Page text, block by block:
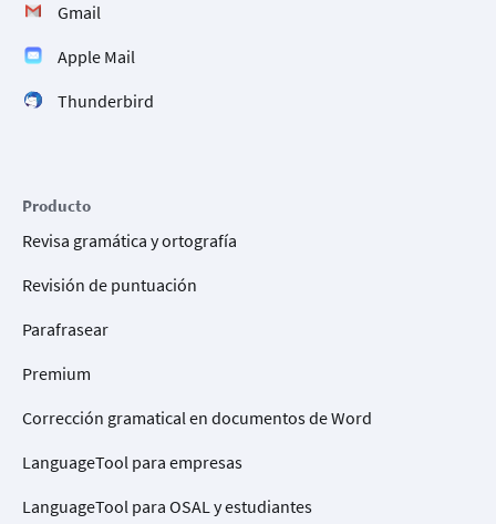
Gmail
Apple Mail
Thunderbird
Producto
Revisa gramática y ortografía
Revisión de puntuación
Parafrasear
Premium
Corrección gramatical en documentos de Word
LanguageTool para empresas
LanguageTool para OSAL y estudiantes